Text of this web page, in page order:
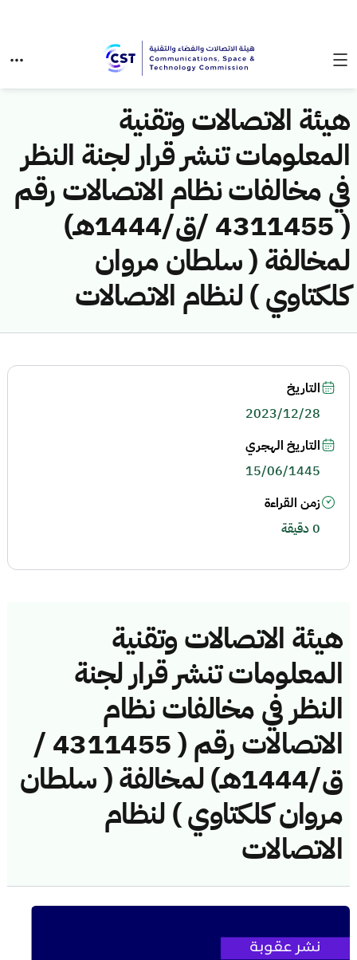
هيئة الاتصالات وتقنية
المعلومات تنشر قرار لجنة النظر
في مخالفات نظام الاتصالات رقم
( 4311455 /ق/1444هـ)
لمخالفة ( سلطان مروان
كلكتاوي ) لنظام الاتصالات
هيئة الاتصالات وتقنية
المعلومات تنشر قرار لجنة
النظر في مخالفات نظام
الاتصالات رقم ( 4311455 /
ق/1444هـ) لمخالفة ( سلطان
مروان كلكتاوي ) لنظام
الاتصالات
التاريخ
2023/12/28
التاريخ الهجري
15/06/1445
زمن القراءة
0 دقيقة